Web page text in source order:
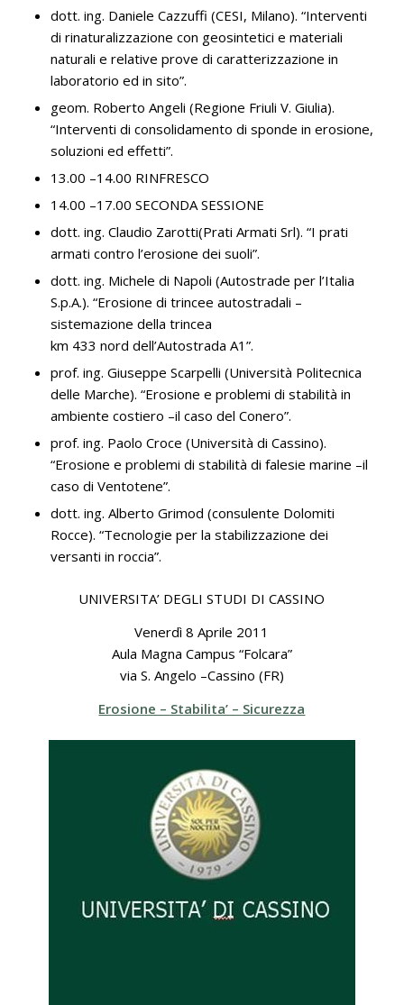
dott. ing. Daniele Cazzuffi (CESI, Milano). “Interventi
di rinaturalizzazione con geosintetici e materiali
naturali e relative prove di caratterizzazione in
laboratorio ed in sito”.
geom. Roberto Angeli (Regione Friuli V. Giulia).
“Interventi di consolidamento di sponde in erosione,
soluzioni ed effetti”.
13.00 –14.00 RINFRESCO
14.00 –17.00 SECONDA SESSIONE
dott. ing. Claudio Zarotti(Prati Armati Srl). “I prati
armati contro l’erosione dei suoli”.
dott. ing. Michele di Napoli (Autostrade per l’Italia
S.p.A.). “Erosione di trincee autostradali –
sistemazione della trincea
km 433 nord dell’Autostrada A1”.
prof. ing. Giuseppe Scarpelli (Università Politecnica
delle Marche). “Erosione e problemi di stabilità in
ambiente costiero –il caso del Conero”.
prof. ing. Paolo Croce (Università di Cassino).
“Erosione e problemi di stabilità di falesie marine –il
caso di Ventotene”.
dott. ing. Alberto Grimod (consulente Dolomiti
Rocce). “Tecnologie per la stabilizzazione dei
versanti in roccia”.
UNIVERSITA’ DEGLI STUDI DI CASSINO
Venerdì 8 Aprile 2011
Aula Magna Campus “Folcara”
via S. Angelo –Cassino (FR)
Erosione – Stabilita’ – Sicurezza